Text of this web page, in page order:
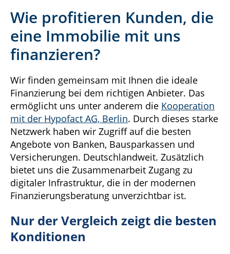
Wie profitieren Kunden, die
eine Immobilie mit uns
finanzieren?
Wir finden gemeinsam mit Ihnen die ideale
Finanzierung bei dem richtigen Anbieter. Das
ermöglicht uns unter anderem die Kooperation
mit der Hypofact AG, Berlin. Durch dieses starke
Netzwerk haben wir Zugriff auf die besten
Angebote von Banken, Bausparkassen und
Versicherungen. Deutschlandweit. Zusätzlich
bietet uns die Zusammenarbeit Zugang zu
digitaler Infrastruktur, die in der modernen
Finanzierungsberatung unverzichtbar ist.
Nur der Vergleich zeigt die besten
Konditionen